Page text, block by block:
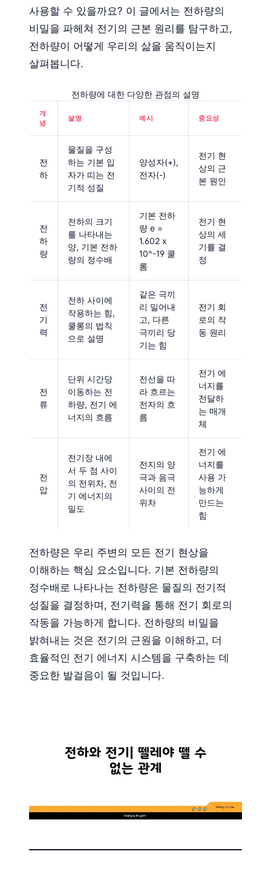
사용할 수 있을까요? 이 글에서는 전하량의
비밀을 파헤쳐 전기의 근본 원리를 탐구하고,
전하량이 어떻게 우리의 삶을 움직이는지
살펴봅니다.
전하량에 대한 다양한 관점의 설명
개
념
설명 예시 중요성
전
하
물질을 구성
하는 기본 입
자가 띠는 전
기적 성질
양성자(+),
전자(-)
전기 현
상의 근
본 원인
전
하
량
전하의 크기
를 나타내는
양, 기본 전하
량의 정수배
기본 전하
량 e =
1.602 x
10^-19 쿨
롬
전기 현
상의 세
기를 결
정
전
기
력
전하 사이에
작용하는 힘,
쿨롱의 법칙
으로 설명
같은 극끼
리 밀어내
고, 다른
극끼리 당
기는 힘
전기 회
로의 작
동 원리
전
류
단위 시간당
이동하는 전
하량, 전기 에
너지의 흐름
전선을 따
라 흐르는
전자의 흐
름
전기 에
너지를
전달하
는 매개
체
전
압
전기장 내에
서 두 점 사이
의 전위차, 전
기 에너지의
밀도
전지의 양
극과 음극
사이의 전
위차
전기 에
너지를
사용 가
능하게
만드는
힘
전하량은 우리 주변의 모든 전기 현상을
이해하는 핵심 요소입니다. 기본 전하량의
정수배로 나타나는 전하량은 물질의 전기적
성질을 결정하며, 전기력을 통해 전기 회로의
작동을 가능하게 합니다. 전하량의 비밀을
밝혀내는 것은 전기의 근원을 이해하고, 더
효율적인 전기 에너지 시스템을 구축하는 데
중요한 발걸음이 될 것입니다.